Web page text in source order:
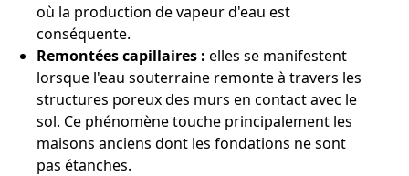
où la production de vapeur d'eau est
conséquente.
Remontées capillaires : elles se manifestent
lorsque l'eau souterraine remonte à travers les
structures poreux des murs en contact avec le
sol. Ce phénomène touche principalement les
maisons anciens dont les fondations ne sont
pas étanches.